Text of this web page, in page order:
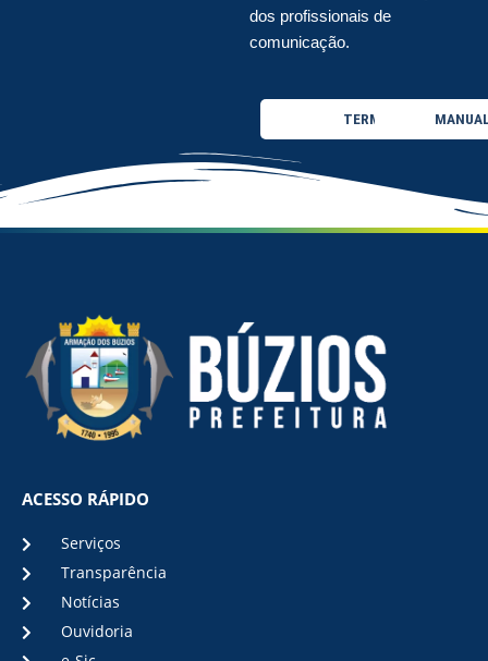
dos profissionais de
comunicação.
TERMO DE USO
ACESSO RÁPIDO
Serviços
Transparência
Notícias
Ouvidoria